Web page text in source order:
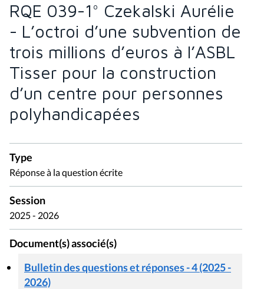
RQE 039-1° Czekalski Aurélie
- L’octroi d’une subvention de
trois millions d’euros à l’ASBL
Tisser pour la construction
d’un centre pour personnes
polyhandicapées
Type
Réponse à la question écrite
Session
2025 - 2026
Document(s) associé(s)
Bulletin des questions et réponses - 4 (2025 -
2026)